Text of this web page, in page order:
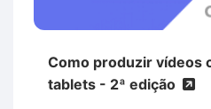
Como produzir vídeos
tablets - 2ª edição